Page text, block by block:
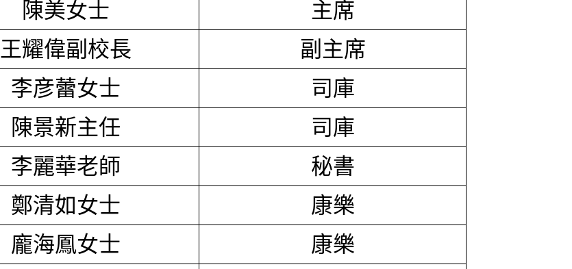
陳美女士
主席
王耀偉副校長
副主席
李彦蕾女士
司庫
陳景新主任
司庫
李麗華老師
秘書
鄭清如女士
康樂
龐海鳳女士
康樂